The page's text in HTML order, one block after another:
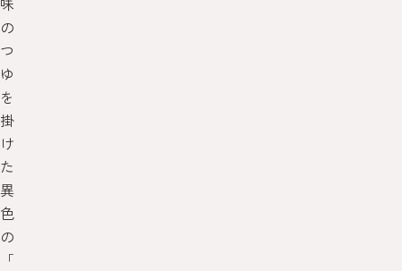
の
つ
ゆ
を
掛
け
た
異
色
の
「